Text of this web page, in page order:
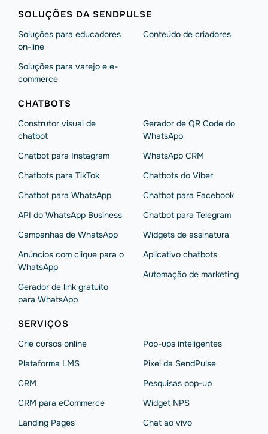
SOLUÇÕES DA SENDPULSE
Soluções para educadores
on-line
Soluções para varejo e e-
commerce
Conteúdo de criadores
CHATBOTS
Construtor visual de
chatbot
Chatbot para Instagram
Chatbots para TikTok
Chatbot para WhatsApp
API do WhatsApp Business
Campanhas de WhatsApp
Anúncios com clique para o
WhatsApp
Gerador de link gratuito
para WhatsApp
Gerador de QR Code do
WhatsApp
WhatsApp CRM
Chatbots do Viber
Chatbot para Facebook
Chatbot para Telegram
Widgets de assinatura
Aplicativo chatbots
Automação de marketing
SERVIÇOS
Crie cursos online
Plataforma LMS
CRM
CRM para eCommerce
Landing Pages
Pop-ups inteligentes
Pixel da SendPulse
Pesquisas pop-up
Widget NPS
Chat ao vivo